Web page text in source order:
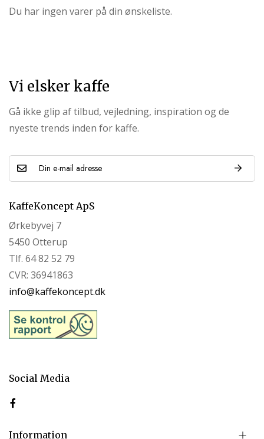
Du har ingen varer på din ønskeliste.
Vi elsker kaffe
Gå ikke glip af tilbud, vejledning, inspiration og de
nyeste trends inden for kaffe.
KaffeKoncept ApS
Ørkebyvej 7
5450 Otterup
Tlf. 64 82 52 79
CVR: 36941863
info@kaffekoncept.dk
Information
Social Media